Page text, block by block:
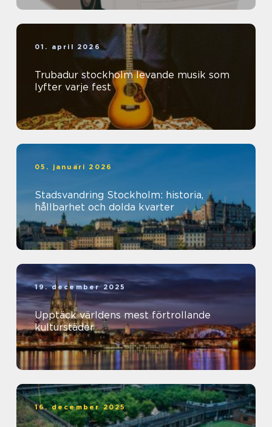
01. april 2026
Trubadur stockholm levande musik som
lyfter varje fest
05. januari 2026
Stadsvandring Stockholm: historia,
hållbarhet och dolda kvarter
19. december 2025
Upptäck världens mest förtrollande
kulturstäder
16. december 2025